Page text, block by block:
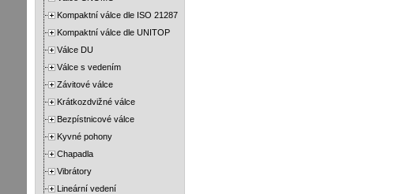
Kompaktní válce dle ISO 21287
Kompaktní válce dle UNITOP
Válce DU
Válce s vedením
Závitové válce
Krátkozdvižné válce
Bezpístnicové válce
Kyvné pohony
Chapadla
Vibrátory
Lineární vedení